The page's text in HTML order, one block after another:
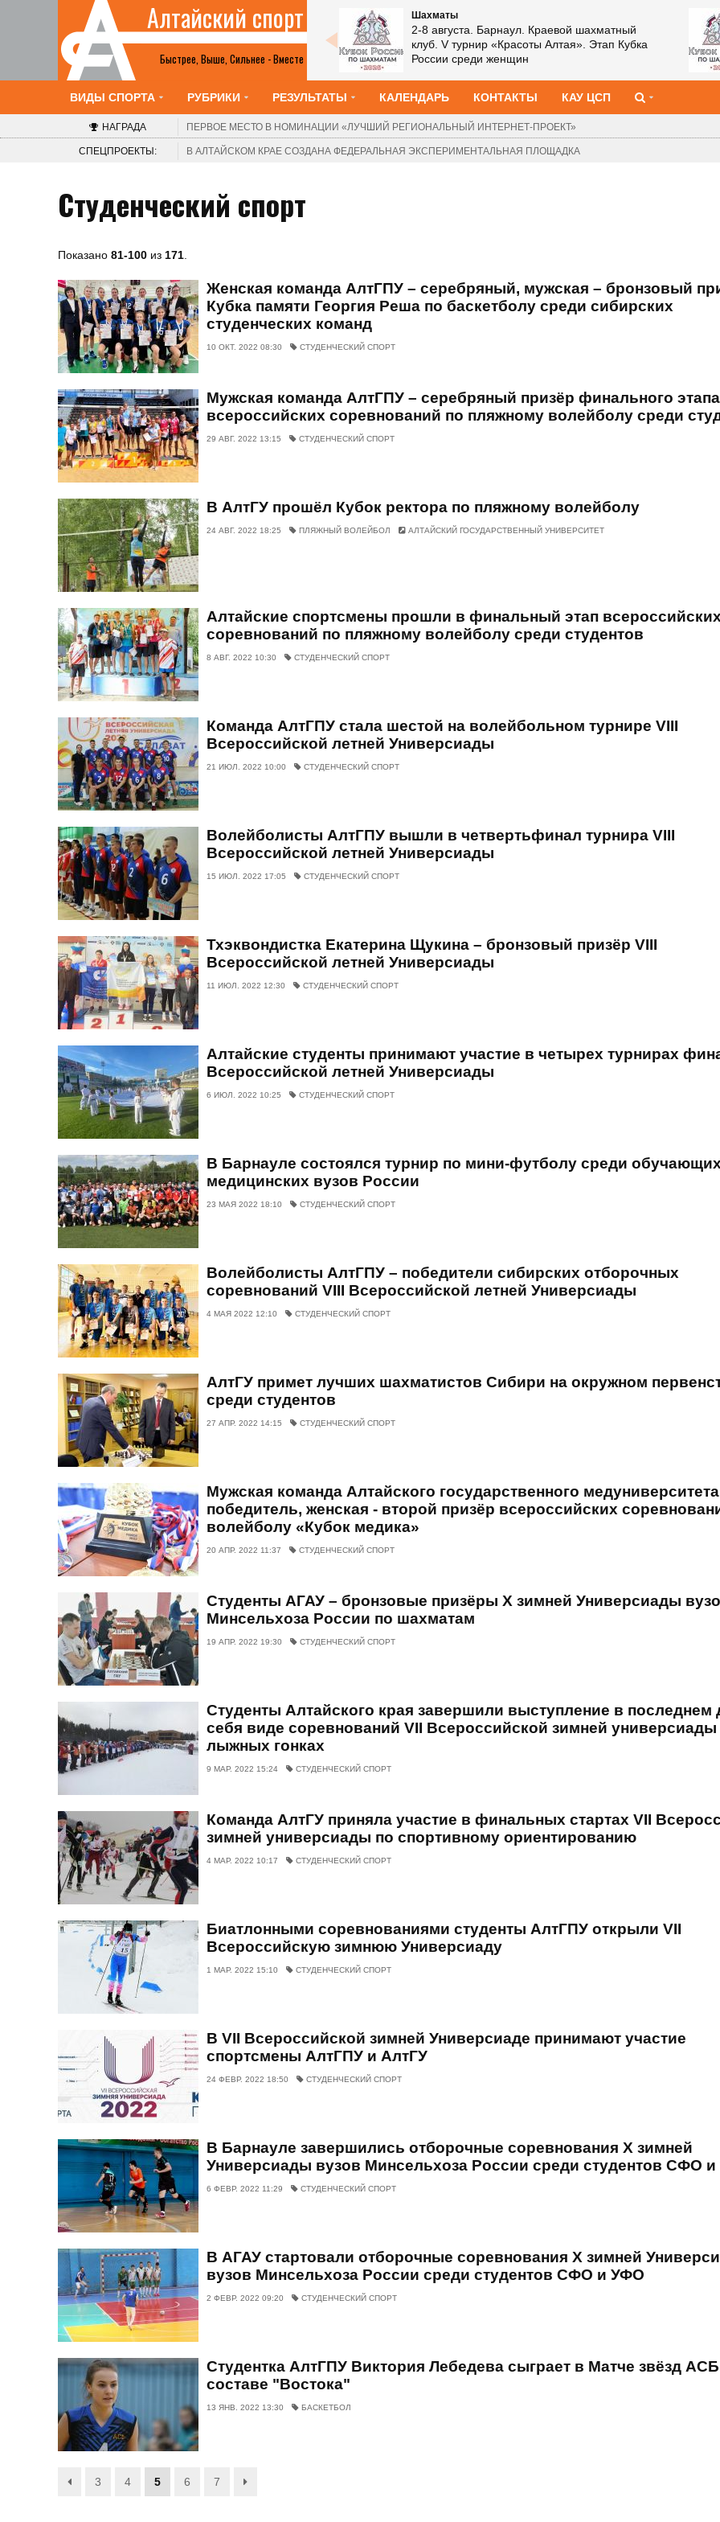
Быстрее, Выше, Сильнее - Вместе
Алтайский спорт
Все анонсы
Шахматы
2-8 августа. Барнаул. Краевой шахматный
клуб. V турнир «Красоты Алтая». Этап Кубка
России среди женщин
ВИДЫ СПОРТА РУБРИКИ РЕЗУЛЬТАТЫ КАЛЕНДАРЬ КОНТАКТЫ КАУ ЦСП
НАГРАДА ПЕРВОЕ МЕСТО В НОМИНАЦИИ «ЛУЧШИЙ РЕГИОНАЛЬНЫЙ ИНТЕРНЕТ-ПРОЕКТ»
СПЕЦПРОЕКТЫ: В АЛТАЙСКОМ КРАЕ СОЗДАНА ФЕДЕРАЛЬНАЯ ЭКСПЕРИМЕНТАЛЬНАЯ ПЛОЩАДКА
Студенческий спорт
Показано 81-100 из 171
Женская команда АлтГПУ – серебряный, мужская – бронзовый
Кубка памяти Георгия Реша по баскетболу среди сибирских
студенческих команд
10 ОКТ. 2022 08:30 СТУДЕНЧЕСКИЙ СПОРТ
Мужская команда АлтГПУ – серебряный призёр финального этапа
всероссийских соревнований по пляжному волейболу среди
29 АВГ. 2022 13:15 СТУДЕНЧЕСКИЙ СПОРТ
В АлтГУ прошёл Кубок ректора по пляжному волейболу
24 АВГ. 2022 18:25 ПЛЯЖНЫЙ ВОЛЕЙБОЛ АЛТАЙСКИЙ ГОСУДАРСТВЕННЫЙ УНИВЕРСИТЕТ
Алтайские спортсмены прошли в финальный этап всероссийских
соревнований по пляжному волейболу среди студентов
8 АВГ. 2022 10:30 СТУДЕНЧЕСКИЙ СПОРТ
Команда АлтГПУ стала шестой на волейбольном турнире VIII
Всероссийской летней Универсиады
21 ИЮЛ. 2022 10:00 СТУДЕНЧЕСКИЙ СПОРТ
Волейболисты АлтГПУ вышли в четвертьфинал турнира VIII
Всероссийской летней Универсиады
15 ИЮЛ. 2022 17:05 СТУДЕНЧЕСКИЙ СПОРТ
Тхэквондистка Екатерина Щукина – бронзовый призёр VIII
Всероссийской летней Универсиады
11 ИЮЛ. 2022 12:30 СТУДЕНЧЕСКИЙ СПОРТ
Алтайские студенты принимают участие в четырех турнирах
Всероссийской летней Универсиады
6 ИЮЛ. 2022 10:25 СТУДЕНЧЕСКИЙ СПОРТ
В Барнауле состоялся турнир по мини-футболу среди
медицинских вузов России
23 МАЯ 2022 18:10 СТУДЕНЧЕСКИЙ СПОРТ
Волейболисты АлтГПУ – победители сибирских отборочных
соревнований VIII Всероссийской летней Универсиады
4 МАЯ 2022 12:10 СТУДЕНЧЕСКИЙ СПОРТ
АлтГУ примет лучших шахматистов Сибири на окружном
среди студентов
27 АПР. 2022 14:15 СТУДЕНЧЕСКИЙ СПОРТ
Мужская команда Алтайского государственного
победитель, женская - второй призёр всероссийских
волейболу «Кубок медика»
20 АПР. 2022 11:37 СТУДЕНЧЕСКИЙ СПОРТ
Студенты АГАУ – бронзовые призёры Х зимней Универсиады
Минсельхоза России по шахматам
19 АПР. 2022 19:30 СТУДЕНЧЕСКИЙ СПОРТ
Студенты Алтайского края завершили выступление в последнем
себя виде соревнований VII Всероссийской зимней универсиады
лыжных гонках
9 МАР. 2022 15:24 СТУДЕНЧЕСКИЙ СПОРТ
Команда АлтГУ приняла участие в финальных стартах VII
зимней универсиады по спортивному ориентированию
4 МАР. 2022 10:17 СТУДЕНЧЕСКИЙ СПОРТ
Биатлонными соревнованиями студенты АлтГПУ открыли VII
Всероссийскую зимнюю Универсиаду
1 МАР. 2022 15:10 СТУДЕНЧЕСКИЙ СПОРТ
В VII Всероссийской зимней Универсиаде принимают участие
спортсмены АлтГПУ и АлтГУ
24 ФЕВР. 2022 18:50 СТУДЕНЧЕСКИЙ СПОРТ
В Барнауле завершились отборочные соревнования X зимней
Универсиады вузов Минсельхоза России среди студентов СФО
6 ФЕВР. 2022 11:29 СТУДЕНЧЕСКИЙ СПОРТ
В АГАУ стартовали отборочные соревнования X зимней
вузов Минсельхоза России среди студентов СФО и УФО
2 ФЕВР. 2022 09:20 СТУДЕНЧЕСКИЙ СПОРТ
Студентка АлтГПУ Виктория Лебедева сыграет в Матче звёзд
составе "Востока"
13 ЯНВ. 2022 13:30 БАСКЕТБОЛ
3 4 5 6 7